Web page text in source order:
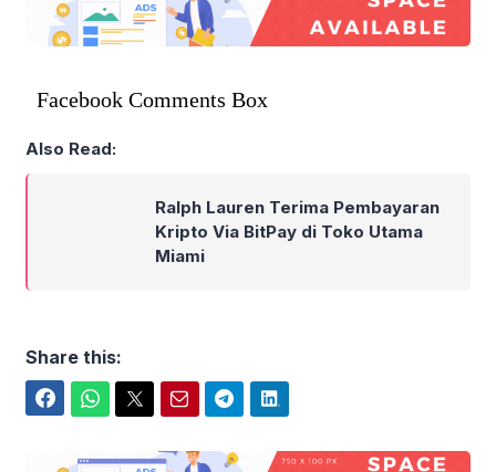
Facebook Comments Box
Also Read:
Ralph Lauren Terima Pembayaran
Kripto Via BitPay di Toko Utama
Miami
Share this: